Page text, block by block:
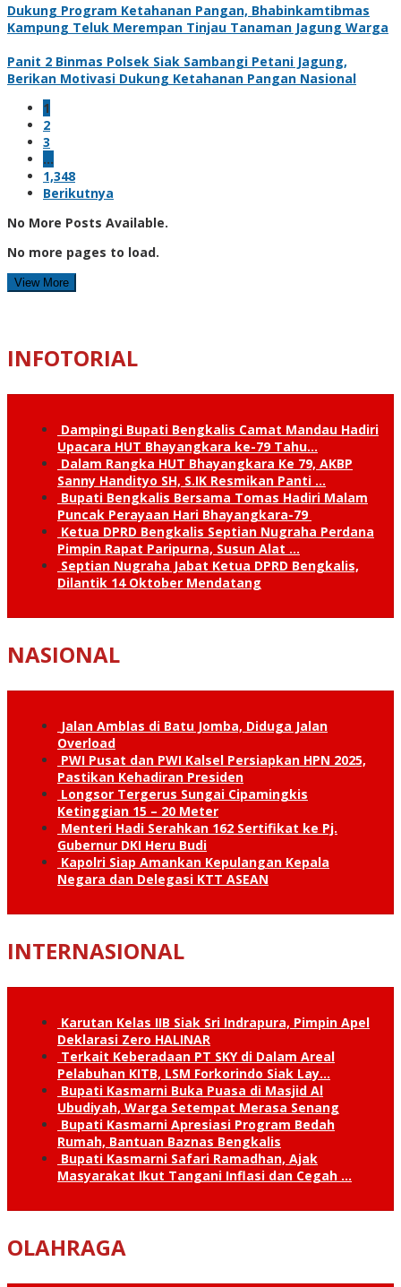
Dukung Program Ketahanan Pangan, Bhabinkamtibmas
Kampung Teluk Merempan Tinjau Tanaman Jagung Warga
Panit 2 Binmas Polsek Siak Sambangi Petani Jagung,
Berikan Motivasi Dukung Ketahanan Pangan Nasional
1
2
3
…
1,348
Berikutnya
No More Posts Available.
No more pages to load.
View More
INFOTORIAL
Dampingi Bupati Bengkalis Camat Mandau Hadiri
Upacara HUT Bhayangkara ke-79 Tahu…
Dalam Rangka HUT Bhayangkara Ke 79, AKBP
Sanny Handityo SH, S.IK Resmikan Panti …
Bupati Bengkalis Bersama Tomas Hadiri Malam
Puncak Perayaan Hari Bhayangkara-79
Ketua DPRD Bengkalis Septian Nugraha Perdana
Pimpin Rapat Paripurna, Susun Alat …
Septian Nugraha Jabat Ketua DPRD Bengkalis,
Dilantik 14 Oktober Mendatang
NASIONAL
Jalan Amblas di Batu Jomba, Diduga Jalan
Overload
PWI Pusat dan PWI Kalsel Persiapkan HPN 2025,
Pastikan Kehadiran Presiden
Longsor Tergerus Sungai Cipamingkis
Ketinggian 15 – 20 Meter
Menteri Hadi Serahkan 162 Sertifikat ke Pj.
Gubernur DKI Heru Budi
Kapolri Siap Amankan Kepulangan Kepala
Negara dan Delegasi KTT ASEAN
INTERNASIONAL
Karutan Kelas IIB Siak Sri Indrapura, Pimpin Apel
Deklarasi Zero HALINAR
Terkait Keberadaan PT SKY di Dalam Areal
Pelabuhan KITB, LSM Forkorindo Siak Lay…
Bupati Kasmarni Buka Puasa di Masjid Al
Ubudiyah, Warga Setempat Merasa Senang
Bupati Kasmarni Apresiasi Program Bedah
Rumah, Bantuan Baznas Bengkalis
Bupati Kasmarni Safari Ramadhan, Ajak
Masyarakat Ikut Tangani Inflasi dan Cegah …
OLAHRAGA